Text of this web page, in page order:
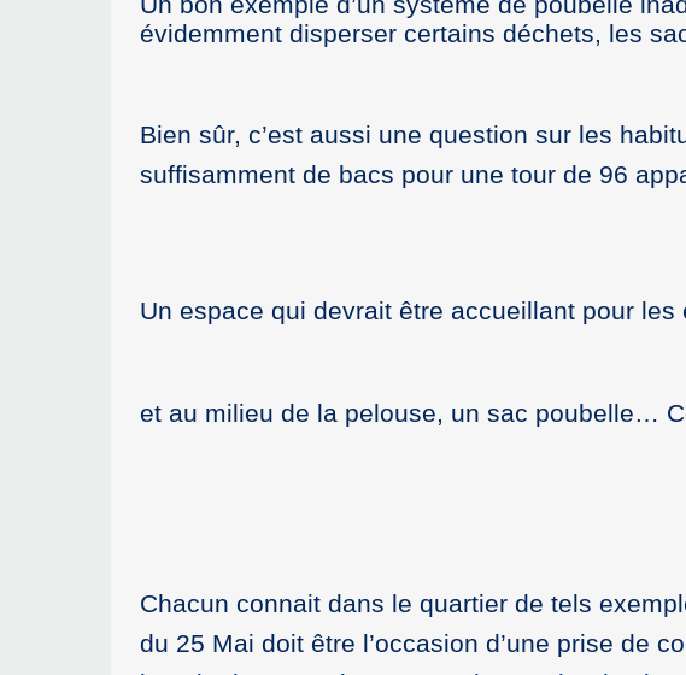
évidemment disperser certains déchets, les
Bien sûr, c’est aussi une question sur les
suffisamment de bacs pour une tour de 96
Un espace qui devrait être accueillant pour
et au milieu de la pelouse, un sac poubelle…
Chacun connait dans le quartier de tels
du 25 Mai doit être l’occasion d’une prise de